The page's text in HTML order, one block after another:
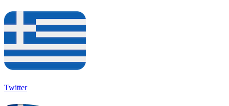
Twitter